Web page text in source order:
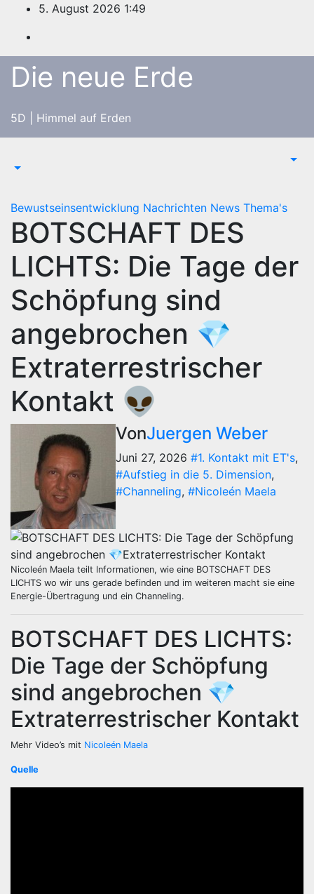
springen
5. August 2026 1:49
Die neue Erde
5D | Himmel auf Erden
Bewustseinsentwicklung Nachrichten News Thema's
BOTSCHAFT DES
LICHTS: Die Tage der
Schöpfung sind
angebrochen 💎
Extraterrestrischer
Kontakt 👽
VonJuergen Weber
Juni 27, 2026 #1. Kontakt mit ET's,
#Aufstieg in die 5. Dimension,
#Channeling, #Nicoleén Maela
Nicoleén Maela teilt Informationen, wie eine BOTSCHAFT DES
LICHTS wo wir uns gerade befinden und im weiteren macht sie eine
Energie-Übertragung und ein Channeling.
BOTSCHAFT DES LICHTS:
Die Tage der Schöpfung
sind angebrochen 💎
Extraterrestrischer Kontakt
Mehr Video’s mit Nicoleén Maela
Quelle